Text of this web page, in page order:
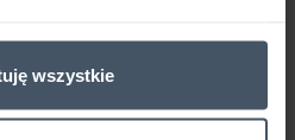
wszystkie